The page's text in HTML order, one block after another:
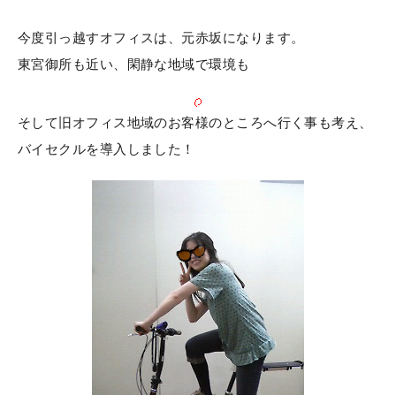
今度引っ越すオフィスは、元赤坂になります。
東宮御所も近い、閑静な地域で環境も
そして旧オフィス地域のお客様のところへ行く事も考え、
バイセクルを導入しました！